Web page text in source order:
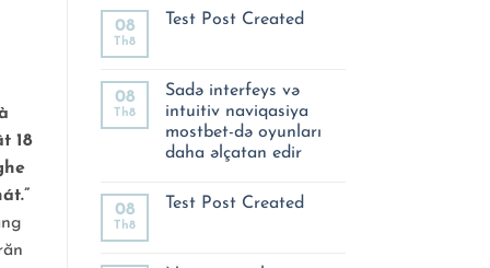
18
08
Th8
Test Post Created
luận
ở
Test
Post
Created
08
Th8
Sadə interfeys və
intuitiv naviqasiya
mostbet-də oyunları
daha əlçatan edir
bình
08
Th8
Test Post Created